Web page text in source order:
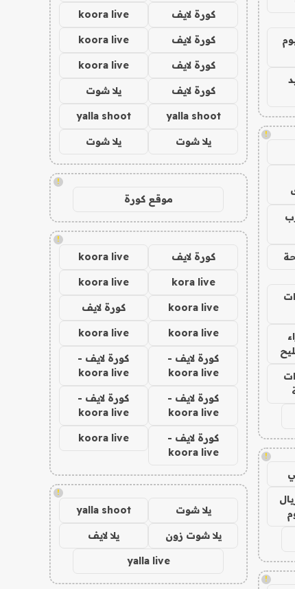
!
!
!
كورة لايف koora live
كورة لايف koora live
كورة لايف koora live
كورة لايف يلا شوت
yalla shoot
yalla shoot
يلا شوت يلا شوت
!
موقع كورة
!
كورة لايف koora live
kora live
koora live
koora live كورة لايف
koora live
koora live
كورة لايف -
koora live
كورة لايف -
koora live
كورة لايف -
koora live
كورة لايف -
koora live
كورة لايف -
koora live
koora live
!
يلا شوت yalla shoot
يلا شوت زون يلا لايف
yalla live